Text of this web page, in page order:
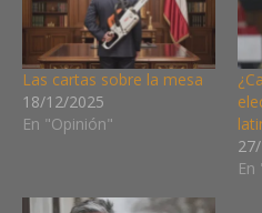
Las cartas sobre la mesa
18/12/2025
En "Opinión"